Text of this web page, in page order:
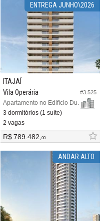
ENTREGA JUNHO\2026
#3.525
ITAJAÍ
Vila Operária
Apartamento no Edifício Duque 375
3 dormitórios (1 suíte)
2 vagas
R$ 789.482,00
ANDAR ALTO